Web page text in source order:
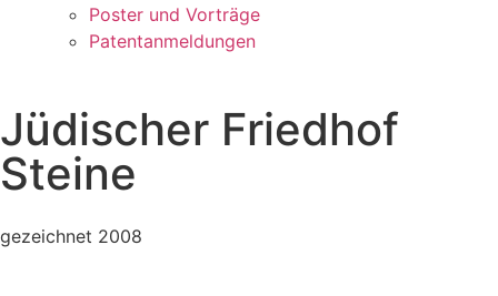
Poster und Vorträge
Patentanmeldungen
Jüdischer Friedhof
Steine
gezeichnet 2008